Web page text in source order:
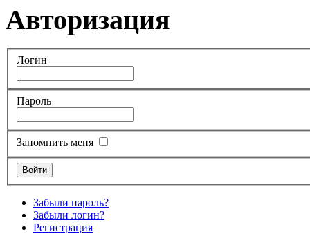
Авторизация
Логин
Пароль
Запомнить меня
Забыли пароль?
Забыли логин?
Регистрация